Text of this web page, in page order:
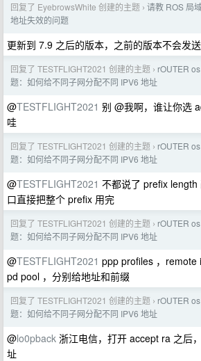
回复了 EyebrowsWhite 创建的主题 › 请教 ROS 局
地址失效的问题
更新到 7.9 之后的版本，之前的版本不会发
回复了 TESTFLIGHT2021 创建的主题 › rOUTER
题：如何给不同子网分配不同 IPV6 地址
@TESTFLIGHT2021 别 @我啊，谁让你选
哇
回复了 TESTFLIGHT2021 创建的主题 › rOUTER
题：如何给不同子网分配不同 IPV6 地址
@TESTFLIGHT2021 不都说了 prefix
口直接把整个 prefix 用完
回复了 TESTFLIGHT2021 创建的主题 › rOUTER
题：如何给不同子网分配不同 IPV6 地址
@TESTFLIGHT2021 ppp profiles ，
pd pool ，分别给地址和前缀
回复了 TESTFLIGHT2021 创建的主题 › rOUTER
题：如何给不同子网分配不同 IPV6 地址
@lo0pback 浙江电信，打开 accept ra 之后
址